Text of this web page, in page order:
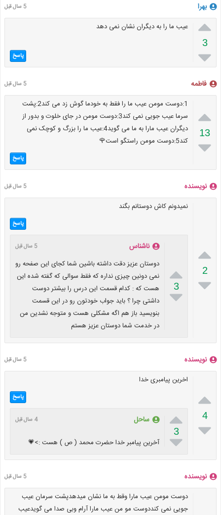
بهرا 5 سال قبل

3

عیب ما را به دیگران نشان نمی دهد
پاسخ
فاطمه 5 سال قبل

13

1:دوست مومن عیب ما را فقط به خودما گوش زد می کند2:پشت
سرما عیب جویی نمی کند3:دوست مومن در جای خلوت و بدور از
دیگران عیب مارا به ما می گوید4:عیب ما را بزرگ و کوچک نمی
کند5:دوست مومن راستگو است🌹
پاسخ
نویسنده 5 سال قبل

2

نمیدونم کاش دوستانم بگند
پاسخ

3

ناشناس 5 سال قبل
دوستان عزیز دقت داشته باشین شما کجای این صفحه رو
نمی دونین چیزی نداره که فقط سوالی که گفته شده این
هست که : کدام قسمت این درس را بیشتر دوست
داشتی چرا ؟ باید جواب خودتون رو در این قسمت
بنویسید باز هم اگه مشکلی هست و متوجه نشدین من
در خدمت شما دوستان عزیز هستم
نویسنده 5 سال قبل

4

اخرین پیامبری خدا
پاسخ

3

ساحل 4 سال قبل
آخرین پیامبر خدا حضرت محمد ( ص ) هست :>💗
نویسنده 5 سال قبل
دوست مومن عیب مارا وقط به ما نشان میدهدپشت سرمان عیب
جویی نمی کنددوست مو من عیب مارا آرام وبی صدا می گویدعیب